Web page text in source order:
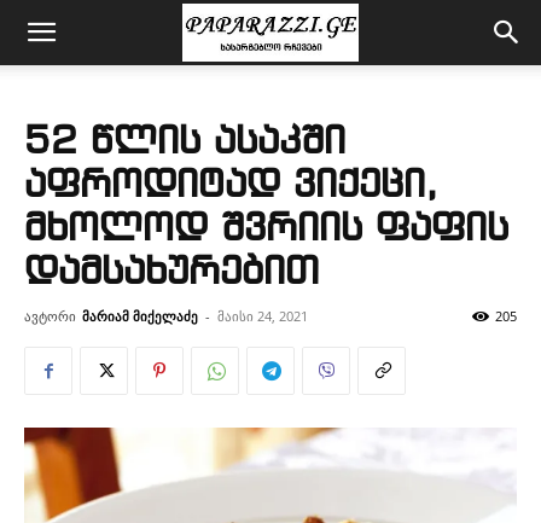
52 წლის ასაკში
აფროდიტად ვიქეცი,
მხოლოდ შვრიის ფაფის
დამსახურებით
ავტორი მარიამ მიქელაძე - მაისი 24, 2021 205